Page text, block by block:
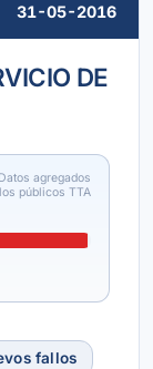
31-05-2016
DE
Datos agregados
públicos TTA
fallos